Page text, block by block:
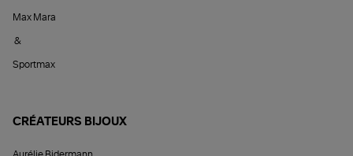
Max Mara
&
Sportmax
CRÉATEURS BIJOUX